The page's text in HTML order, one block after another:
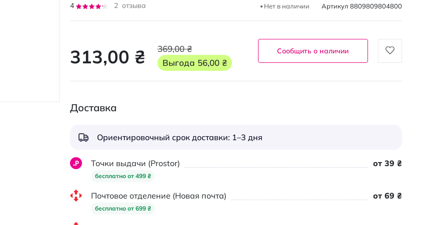
Рейтинг:
4
2 отзыва Нет в наличии Артикул 8809809804800
313,00 ₴
369,00 ₴
Выгода 56,00 ₴
Сообщить о наличии
Доставка
Ориентировочный срок доставки: 1–3 дня
Точки выдачи (Prostor)
бесплатно от 499 ₴
от 39 ₴
Почтовое отделение (Новая почта)
бесплатно от 699 ₴
от 69 ₴